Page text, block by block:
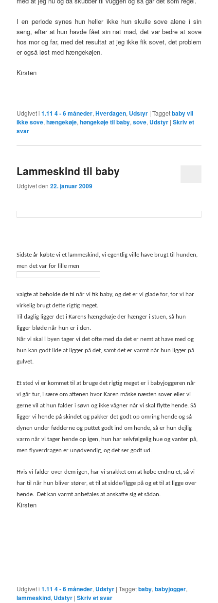
I en periode synes hun heller ikke hun skulle sove alene i sin
seng, efter at hun havde fået sin nat mad, det var bedre at sove
hos mor og far, med det resultat at jeg ikke fik sovet, det problem
er også løst med hængekøjen.
Kirsten
Udgivet i 1.11 4 - 6 måneder,Hverdagen, Udstyr |Taggetbaby vil
ikke sove,hængekøje,høngekøje til baby,sove, Udstyr |Skriv et
svar
Lammeskind til baby
Udgivet den22. januar 2009
Sidste år købte vi et lammeskind, vi egentlig ville have brugt til hunden,
men det var for lille men
valgte at beholde de til når vi fik baby, og det er vi glade for, for vi har
virkelig brugt dette rigtig meget.
Til daglig ligger det i Karens hængekøje der hænger i stuen, så hun
ligger bløde når hun er i den.
Når vi skal i byen tager vi det ofte med da det er nemt at have med og
hun kan godt lide at ligger på det, samt det er varmt når hun ligger på
gulvet.
Et sted vi er kommet til at bruge det rigtig meget er i babyjoggeren når
vi går tur, i sære om aftenen hvor Karen måske næsten sover eller vi
gerne vil at hun falder i søvn og ikke vågner når vi skal flytte hende. Så
ligger vi hende på skindet og pakker det godt op omring hende og så
dynen under fødderne og puttet godt ind om hende, så er hun dejlig
varm når vi tager hende op igen, hun har selvfølgelig hue og vanter på,
men flyverdragen er unødvendig, og det ser godt ud.
Hvis vi falder over dem igen, har vi snakket om at købe endnu et, så vi
har til når hun bliver stører, et til at sidde/ligge på og et til at ligge over
hende. Det kan varmt anbefales at anskaffe sig et sådan.
Kirsten
Udgivet i 1.11 4 - 6 måneder, Udstyr |Taggetbaby,babyjogger,
lammeskind, Udstyr |Skriv et svar